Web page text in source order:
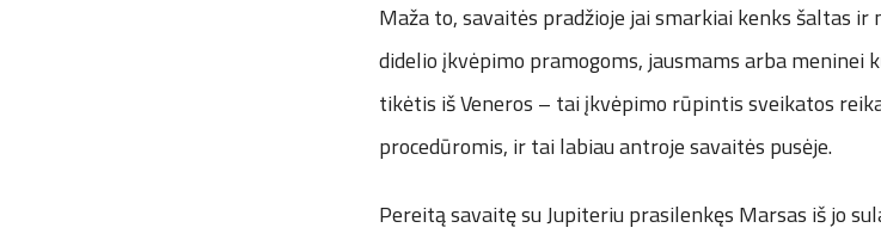
Maža to, savaitės pradžioje jai smarkiai kenks šaltas
didelio įkvėpimo pramogoms, jausmams arba meninei
tikėtis iš Veneros – tai įkvėpimo rūpintis sveikatos
procedūromis, ir tai labiau antroje savaitės pusėje.
Pereitą savaitę su Jupiteriu prasilenkęs Marsas iš jo